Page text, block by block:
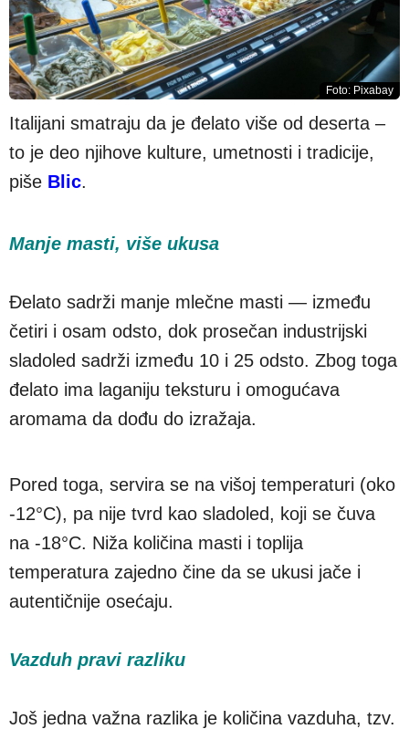
Foto: Pixabay
Italijani smatraju da je đelato više od deserta –
to je deo njihove kulture, umetnosti i tradicije,
piše Blic.
Manje masti, više ukusa
Đelato sadrži manje mlečne masti — između
četiri i osam odsto, dok prosečan industrijski
sladoled sadrži između 10 i 25 odsto. Zbog toga
đelato ima laganiju teksturu i omogućava
aromama da dođu do izražaja.
Pored toga, servira se na višoj temperaturi (oko
-12°C), pa nije tvrd kao sladoled, koji se čuva
na -18°C. Niža količina masti i toplija
temperatura zajedno čine da se ukusi jače i
autentičnije osećaju.
Vazduh pravi razliku
Još jedna važna razlika je količina vazduha, tzv.